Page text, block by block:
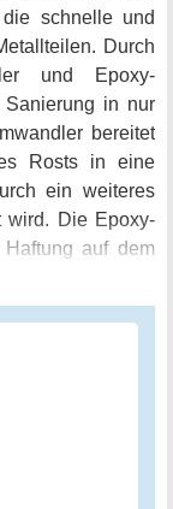
schnelle und
Durch
und Epoxy-
in nur
bereitet
Rosts in eine
ein weiteres
wird. Die Epoxy-
auf dem
Basis für die
Mit einer
ausreichend für
stellt somit eine
Anwender und
den Brunox
und starten Sie
effektiv!